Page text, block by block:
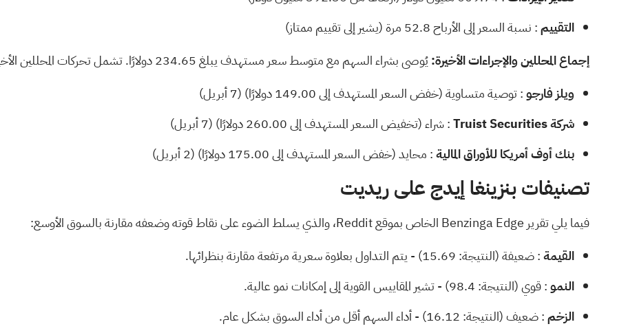
التقييم: نسبة السعر إلى الأرباح 52.8 مرة (يشير إلى تقييم ممتاز)
إجماع المحللين والإجراءات الأخيرة:يُوصى بشراء السهم معمتوسط سعر مستهدفيبلغ 234.65 دولارًا. تشمل تحركات المحللين الأخيرة ما يلي:
ويلز فارجو: توصية متساوية (خفض السعر المستهدف إلى 149.00 دولارًا) (7 أبريل)
شركة Truist Securities
: شراء (تخفيض السعر المستهدف إلى 260.00 دولارًا) (7 أبريل)
بنك أوف أمريكا للأوراق المالية: محايد (خفض السعر المستهدف إلى 175.00 دولارًا) (2 أبريل)
تصنيفات بنزينغا إيدج على ريديت
فيما يليتقرير Benzinga Edge
الخاص بموقع Reddit، والذي يسلط الضوء على نقاط قوته وضعفه مقارنة بالسوق الأوسع:
القيمة: ضعيفة (النتيجة: 15.69) - يتم التداول بعلاوة سعرية مرتفعة مقارنة بنظرائها.
النمو: قوي (النتيجة: 98.4) - تشير المقاييس القوية إلى إمكانات نمو عالية.
الزخم: ضعيف (النتيجة: 16.12) - أداء السهم أقل من أداء السوق بشكل عام.